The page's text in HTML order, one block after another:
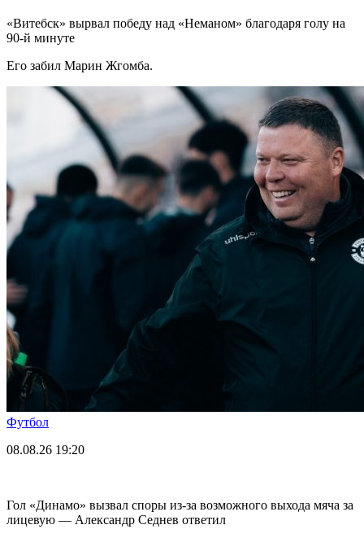
«Витебск» вырвал победу над «Неманом» благодаря голу на
90-й минуте
Его забил Марин Жгомба.
Футбол
08.08.26 19:20
Гол «Динамо» вызвал споры из-за возможного выхода мяча за
лицевую — Александр Седнев ответил